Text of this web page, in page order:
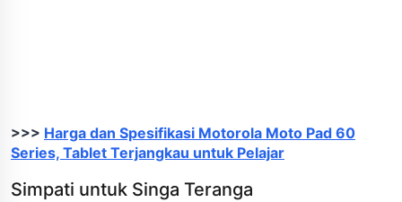
>>> Harga dan Spesifikasi Motorola Moto Pad 60
Series, Tablet Terjangkau untuk Pelajar
Simpati untuk Singa Teranga